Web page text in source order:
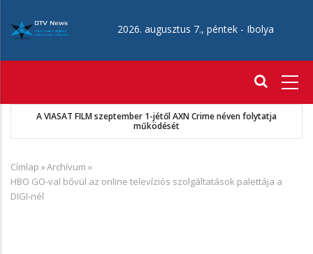
tartalomra
2026. augusztus 7., péntek - Ibolya
A VIASAT FILM szeptember 1-jétől AXN Crime néven folytatja
működését
Morzsa
Címlap »Archívum »
HBO GO-val bővül az online televíziós szolgáltatások palettája a
DIGI-nél